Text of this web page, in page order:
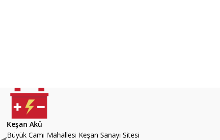
Keşan Akü
Büyük Cami Mahallesi Keşan Sanayi Sitesi